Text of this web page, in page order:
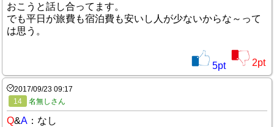
おこうと話し合ってます。
でも平日が旅費も宿泊費も安いし人が少ないからな～って
は思う。
5pt 2pt
2017/09/23 09:17
14
名無しさん
Q&A ：なし